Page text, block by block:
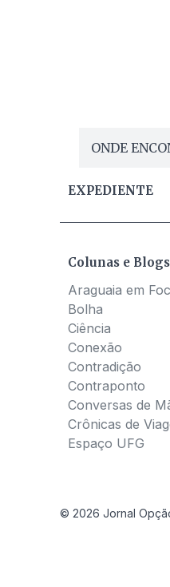
ONDE
EXPEDIENTE
Colunas e Blogs
Araguaia em
Bolha
Ciência
Conexão
Contradição
Contraponto
Conversas de
Crônicas de
Espaço UFG
© 2026 Jornal